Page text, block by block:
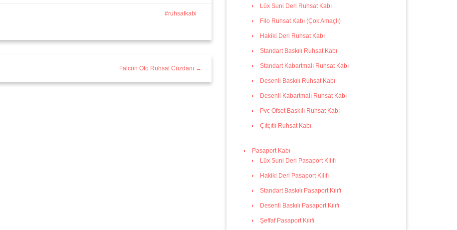
ruhsatkabi
Falcon Oto Ruhsat Cüzdanı →
Lüx Suni Deri Ruhsat Kabı
Filo Ruhsat Kabı (Çok Amaçlı)
Hakiki Deri Ruhsat Kabı
Standart Baskılı Ruhsat Kabı
Standart Kabartmalı Ruhsat Kabı
Desenli Baskılı Ruhsat Kabı
Desenli Kabartmalı Ruhsat Kabı
Pvc Ofset Baskılı Ruhsat Kabı
Çıtçıtlı Ruhsat Kabı
Pasaport Kabı
Lüx Suni Deri Pasaport Kılıfı
Hakiki Deri Pasaport Kılıfı
Standart Baskılı Pasaport Kılıfı
Desenli Baskılı Pasaport Kılıfı
Şeffaf Pasaport Kılıfı